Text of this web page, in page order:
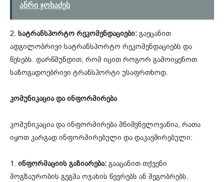
ანრი ჯოხაძეს
2. სატრანსპორტო რეკომენდაციები: გაეცანით
ადგილობრივი სატრანსპორტო რეკომენდაციებს და
წესებს. დარწმუნდით, რომ იცით როგორ გამოიყენოთ
საზოგადოებრივი ტრანსპორტი უსაფრთხოდ.
კომუნიკაცია და ინფორმირება
კომუნიკაცია და ინფორმირება მნიშვნელოვანია, რათა
იყოთ კარგად ინფორმირებული და დაკავშირებული:
1. ინფორმაციის გაზიარება: გააცანით თქვენი
მოგზაურობის გეგმა ოჯახის წევრებს ან მეგობრებს.